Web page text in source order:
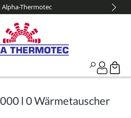
Alpha-Thermotec
l 0 Wärmetauscher